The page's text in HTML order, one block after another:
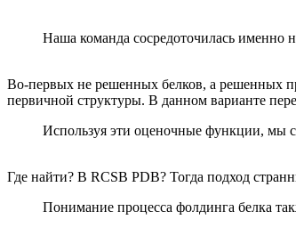
Наша команда сосредоточилась именно
Во-первых не решенных белков, а решенных
первичной структуры. В данном варианте
Используя эти оценочные функции, мы
Где найти? В RCSB PDB? Тогда подход
Понимание процесса фолдинга белка